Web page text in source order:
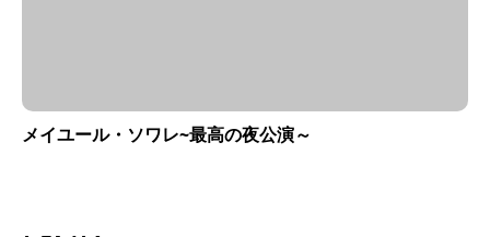
メイユール・ソワレ~最高の夜公演～